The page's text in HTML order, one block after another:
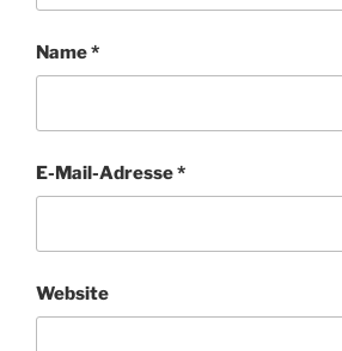
Name*
E-Mail-Adresse*
Website